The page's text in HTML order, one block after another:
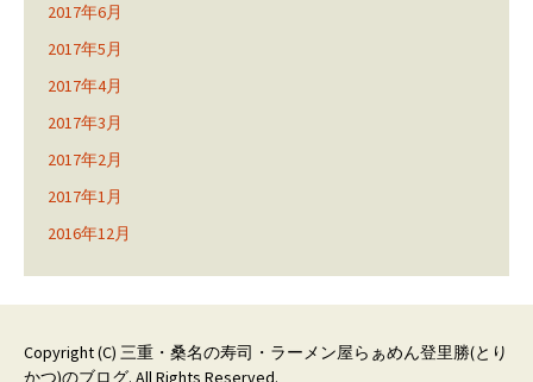
2017年6月
2017年5月
2017年4月
2017年3月
2017年2月
2017年1月
2016年12月
Copyright (C) 三重・桑名の寿司・ラーメン屋らぁめん登里勝(とり
かつ)のブログ. All Rights Reserved.